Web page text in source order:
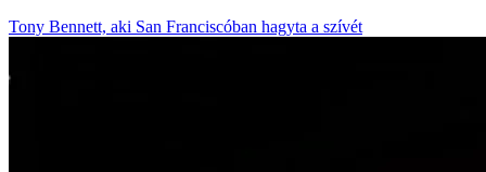
Tony Bennett, aki San Franciscóban hagyta a szívét